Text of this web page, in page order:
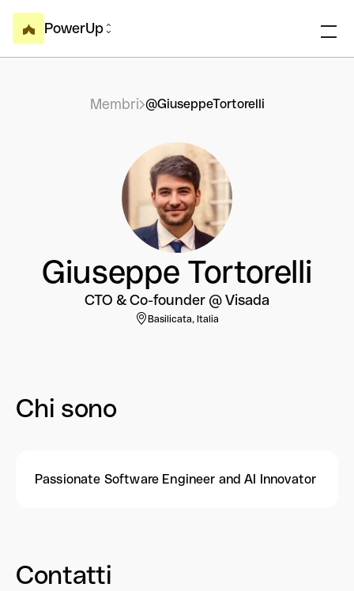
PowerUp
Membri @GiuseppeTortorelli
Giuseppe Tortorelli
CTO & Co-founder @ Visada
Basilicata, Italia
Chi sono
Passionate Software Engineer and AI Innovator
Contatti